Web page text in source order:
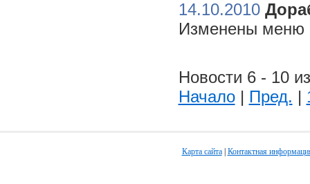
14.10.2010
Изменены меню
Новости 6 - 10
Начало| Пред. |
Карта сайта| Контактная